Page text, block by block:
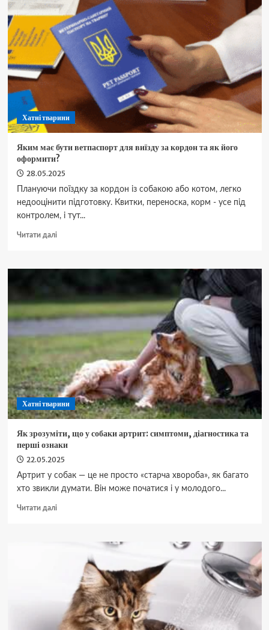
причини,
симптоми
та
лікування
Хатні тварини
Яким має бути ветпаспорт для виїзду за кордон та як його
оформити?
28.05.2025
Плануючи поїздку за кордон із собакою або котом, легко
недооцінити підготовку. Квитки, переноска, корм - усе під
контролем, і тут...
Читати даліДокладніше
має
для
виїзду
кордон
його
оформити?
Хатні тварини
Як зрозуміти, що у собаки артрит: симптоми, діагностика та
перші ознаки
22.05.2025
Артрит у собак — це не просто «старча хвороба», як багато
хто звикли думати. Він може початися і у молодого...
Читати даліДокладніше
артрит:
симптоми,
діагностика
та